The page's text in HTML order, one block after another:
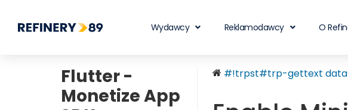
Wydawcy Reklamodawcy O
Flutter -
Monetize App
#!trpst#trp-gettext